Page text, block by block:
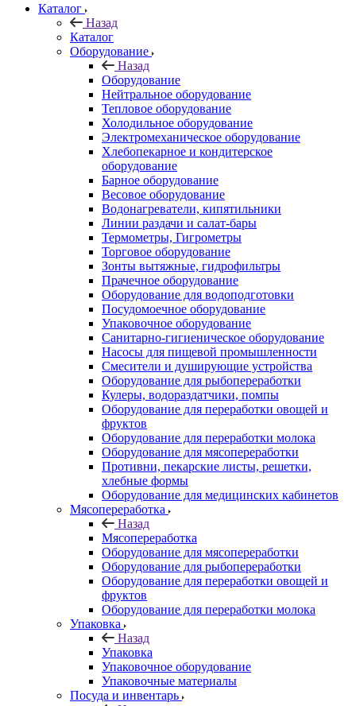
Каталог
Назад
Каталог
Оборудование
Назад
Оборудование
Нейтральное оборудование
Тепловое оборудование
Холодильное оборудование
Электромеханическое оборудование
Хлебопекарное и кондитерское
оборудование
Барное оборудование
Весовое оборудование
Водонагреватели, кипятильники
Линии раздачи и салат-бары
Термометры, Гигрометры
Торговое оборудование
Зонты вытяжные, гидрофильтры
Прачечное оборудование
Оборудование для водоподготовки
Посудомоечное оборудование
Упаковочное оборудование
Санитарно-гигиеническое оборудование
Насосы для пищевой промышленности
Смесители и душирующие устройства
Оборудование для рыбопереработки
Кулеры, водораздатчики, помпы
Оборудование для переработки овощей и
фруктов
Оборудование для переработки молока
Оборудование для мясопереработки
Противни, пекарские листы, решетки,
хлебные формы
Оборудование для медицинских кабинетов
Мясопереработка
Назад
Мясопереработка
Оборудование для мясопереработки
Оборудование для рыбопереработки
Оборудование для переработки овощей и
фруктов
Оборудование для переработки молока
Упаковка
Назад
Упаковка
Упаковочное оборудование
Упаковочные материалы
Посуда и инвентарь